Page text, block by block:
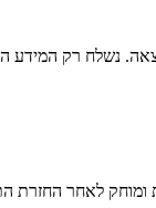
נשלח רק המידע